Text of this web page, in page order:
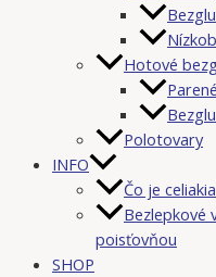
Hotové
Polotovary
INFO
Čo je celiakia
Bezlepkové
poisťovňou
SHOP